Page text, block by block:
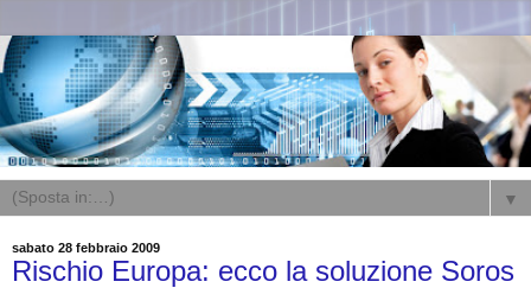
▼
sabato 28 febbraio 2009
Rischio Europa: ecco la soluzione Soros